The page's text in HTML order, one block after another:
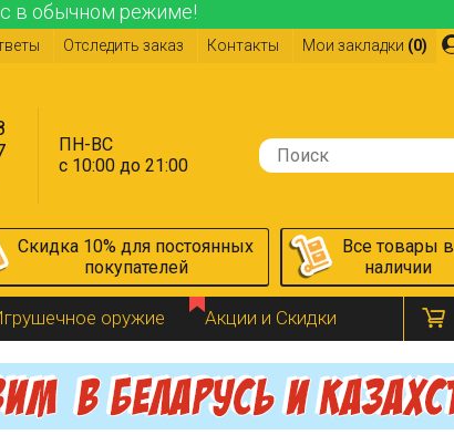
в обычном режиме!
Отследить заказ Контакты Мои закладки (0)
ПН-ВС
с 10:00 до 21:00
Скидка 10% для постоянных
покупателей
Все товары в
наличии
оружие Акции и Скидки